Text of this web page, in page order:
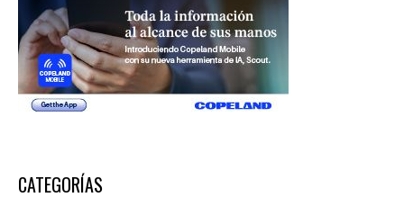
CATEGORÍAS